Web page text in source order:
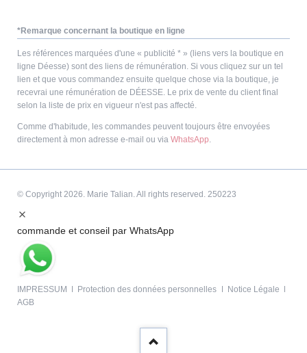
*Remarque concernant la boutique en ligne
Les références marquées d'une « publicité * » (liens vers la boutique en
ligne Déesse) sont des liens de rémunération. Si vous cliquez sur un tel
lien et que vous commandez ensuite quelque chose via la boutique, je
recevrai une rémunération de DÉESSE. Le prix de vente du client final
selon la liste de prix en vigueur n'est pas affecté.
Comme d'habitude, les commandes peuvent toujours être envoyées
directement à mon adresse e-mail ou via WhatsApp.
© Copyright 2026. Marie Talian. All rights reserved. 250223
commande et conseil par WhatsApp
Aller
au
IMPRESSUM Protection des données personnelles
Notice Légale
AGB